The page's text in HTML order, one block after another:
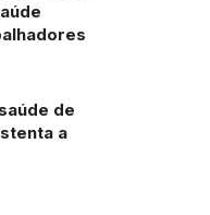
de
a